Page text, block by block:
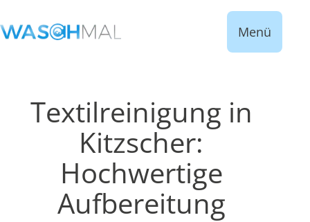
Menü
Textilreinigung in
Kitzscher:
Hochwertige
Aufbereitung